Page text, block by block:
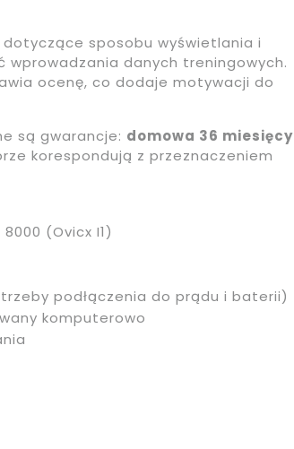
sposobu wyświetlania i
wprowadzania danych treningowych.
ocenę, co dodaje motywacji do
są gwarancje: domowa 36 miesięcy
korespondują z przeznaczeniem
8000 (Ovicx I1)
podłączenia do prądu i baterii)
komputerowo